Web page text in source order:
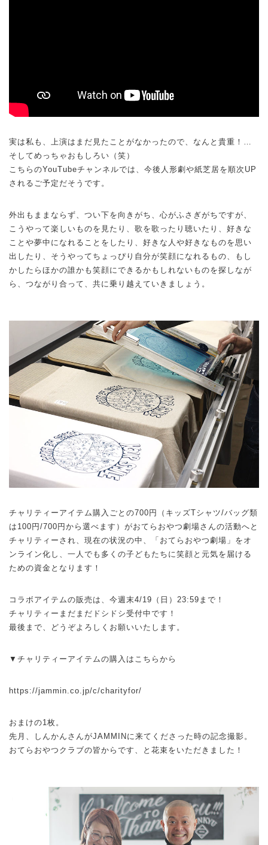
実は私も、上演はまだ見たことがなかったので、なんと貴重！…
そしてめっちゃおもしろい（笑）
こちらのYouTubeチャンネルでは、今後人形劇や紙芝居を順次UP
されるご予定だそうです。
外出もままならず、つい下を向きがち、心がふさぎがちですが、
こうやって楽しいものを見たり、歌を歌ったり聴いたり、好きな
ことや夢中になれることをしたり、好きな人や好きなものを思い
出したり、そうやってちょっぴり自分が笑顔になれるもの、もし
かしたらほかの誰かも笑顔にできるかもしれないものを探しなが
ら、つながり合って、共に乗り越えていきましょう。
チャリティーアイテム購入ごとの700円（キッズTシャツ/バッグ類
は100円/700円から選べます）がおてらおやつ劇場さんの活動へと
チャリティーされ、現在の状況の中、「おてらおやつ劇場」をオ
ンライン化し、一人でも多くの子どもたちに笑顔と元気を届ける
ための資金となります！
コラボアイテムの販売は、今週末4/19（日）23:59まで！
チャリティーまだまだドシドシ受付中です！
最後まで、どうぞよろしくお願いいたします。
▼チャリティーアイテムの購入はこちらから
https://jammin.co.jp/c/charityfor/
おまけの1枚。
先月、しんかんさんがJAMMINに来てくださった時の記念撮影。
おてらおやつクラブの皆からです、と花束をいただきました！